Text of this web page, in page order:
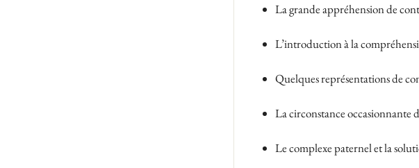
La grande appréhension de
L’introduction à la
Quelques représentations de
La circonstance occasionnante
Le complexe paternel et la